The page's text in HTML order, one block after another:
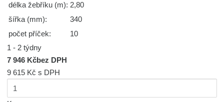
délka žebříku (m): 2,80
šířka (mm):
340
počet příček:
10
1 - 2 týdny
7 946 Kčbez DPH
9 615 Kčs DPH